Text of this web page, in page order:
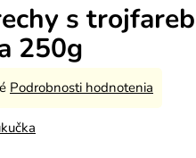
s
250g
Podrobnosti hodnotenia